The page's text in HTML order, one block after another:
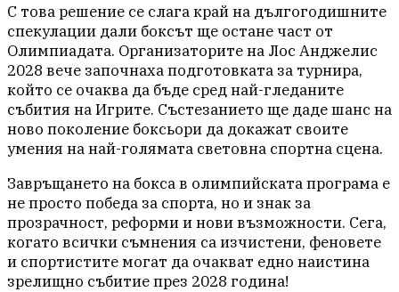
С това решение се слага край на дългогодишните
спекулации дали боксът ще остане част от
Олимпиадата. Организаторите на Лос Анджелис
2028 вече започнаха подготовката за турнира,
който се очаква да бъде сред най-гледаните
събития на Игрите. Състезанието ще даде шанс на
ново поколение боксьори да докажат своите
умения на най-голямата световна спортна сцена.
Завръщането на бокса в олимпийската програма е
не просто победа за спорта, но и знак за
прозрачност, реформи и нови възможности. Сега,
когато всички съмнения са изчистени, феновете
и спортистите могат да очакват едно наистина
зрелищно събитие през 2028 година!